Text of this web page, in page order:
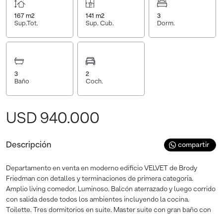
167 m2
Sup.Tot.
141 m2
Sup. Cub.
3
Dorm.
3
Baño
2
Coch.
USD 940.000
Descripción compartir
Departamento en venta en moderno edificio VELVET de Brody
Friedman con detalles y terminaciones de primera categoría.
Amplio living comedor. Luminoso. Balcón aterrazado y luego corrido
con salida desde todos los ambientes incluyendo la cocina.
Toilette. Tres dormitorios en suite. Master suite con gran baño con